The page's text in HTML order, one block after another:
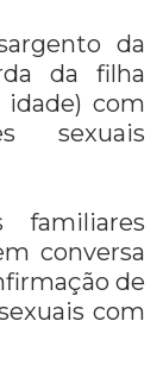
da
da filha
com
sexuais
conversa
de
com